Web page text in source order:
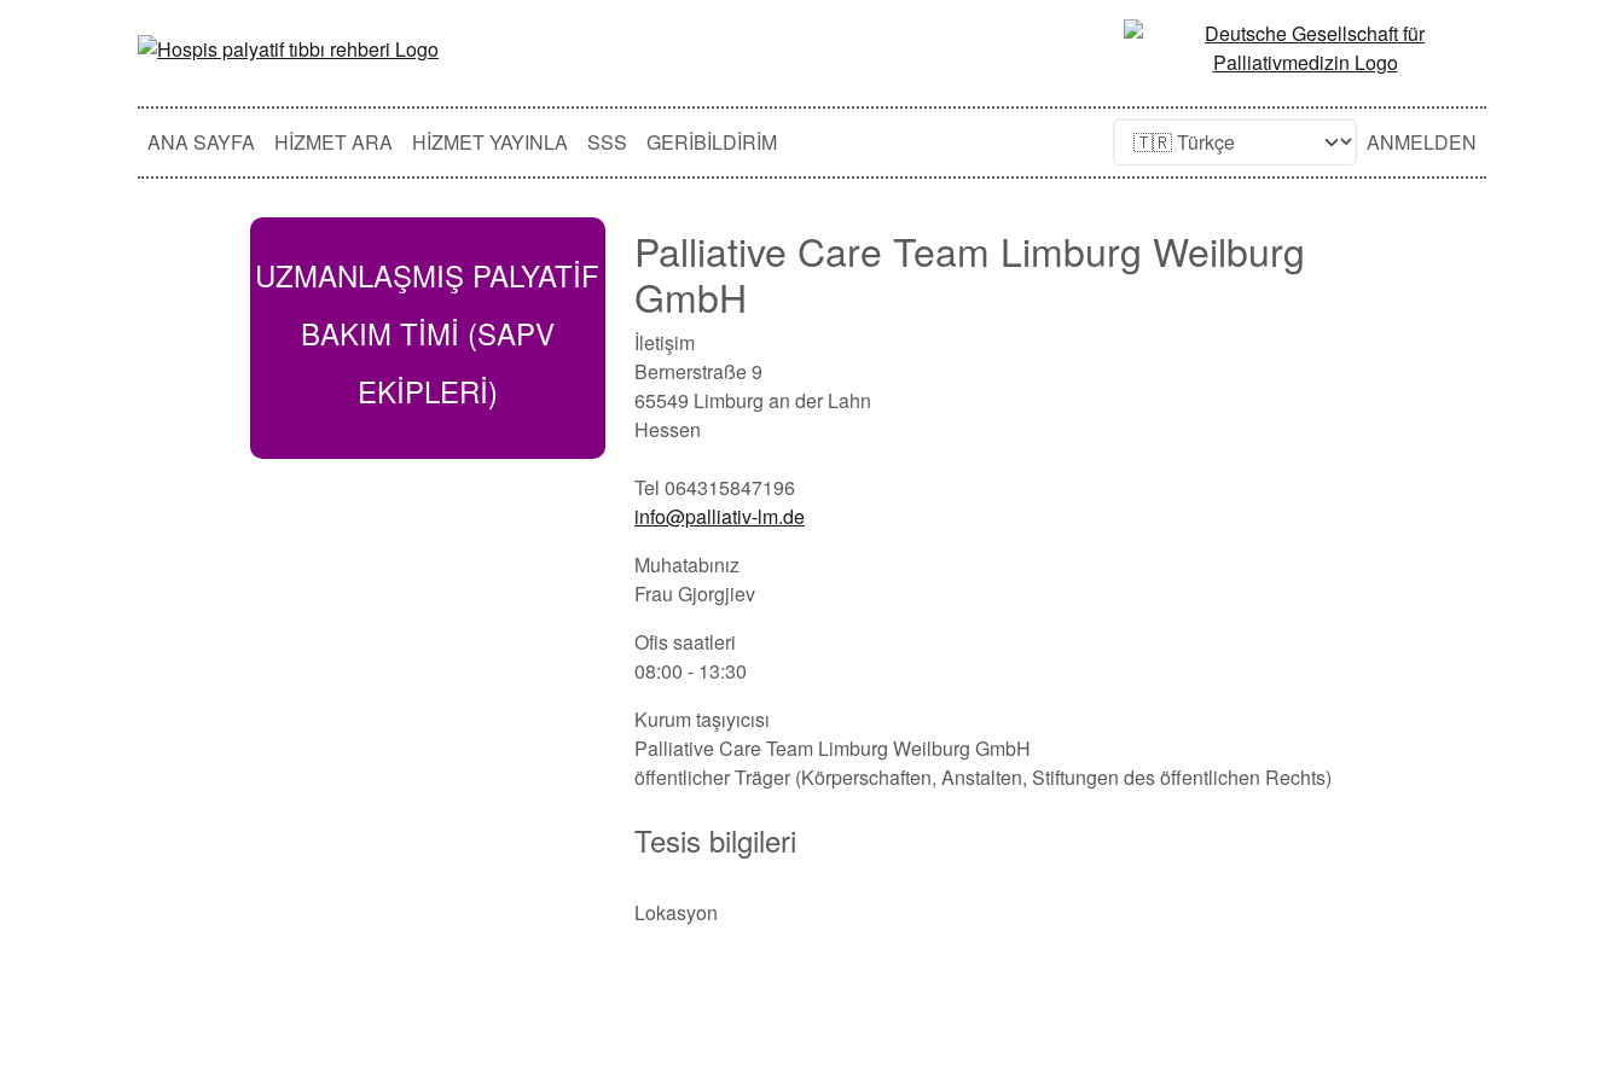
ANA SAYFA HIZMET ARA HIZMET YAYINLA SSS GERIBILDIRIM ANMELDEN
UZMANLAŞMIŞ PALYATİF
BAKIM TIMI (SAPV
EKİPLERİ)
Palliative Care Team Limburg Weilburg
GmbH
İletişim
Bernerstraße 9
65549 Limburg an der Lahn
Hessen
Tel 064315847196
info@palliativ-lm.de
Muhatabınız
Frau Gjorgjiev
Ofis saatleri
08:00 - 13:30
Kurum taşıyıcısı
Palliative Care Team Limburg Weilburg GmbH
öffentlicher Träger (Körperschaften, Anstalten, Stiftungen des öffentlichen Rechts)
Tesis bilgileri
Lokasyon